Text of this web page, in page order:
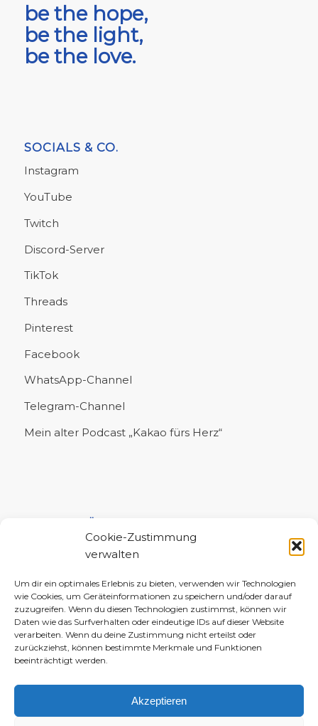
Cookie-Zustimmung
verwalten
Um dir ein optimales Erlebnis zu bieten, verwenden wir Technologien
wie Cookies, um Geräteinformationen zu speichern und/oder darauf
zuzugreifen. Wenn du diesen Technologien zustimmst, können wir
Daten wie das Surfverhalten oder eindeutige IDs auf dieser Website
verarbeiten. Wenn du deine Zustimmung nicht erteilst oder
zurückziehst, können bestimmte Merkmale und Funktionen
beeinträchtigt werden.
Akzeptieren
be the hope,
be the light,
be the love.
SOCIALS & CO.
Instagram
YouTube
Twitch
Discord-Server
TikTok
Threads
Pinterest
Facebook
WhatsApp-Channel
Telegram-Channel
Mein alter Podcast „Kakao fürs Herz“